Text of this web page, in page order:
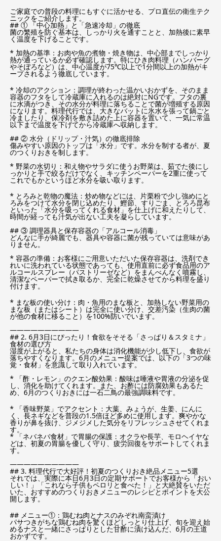
ご家庭での普段の料理にもすぐに活かせる、プロ直伝の衛生テク
ニックをご紹介します。
## ① 「中心加熱」と「急速冷却」の徹底
菌の繁殖を防ぐ基本は、しっかり火を通すことと、加熱後に素早
く温度を下げることです。
* 加熱の基準：お肉や魚の煮物・焼き物は、中心部までしっかり
熱が通っているか必ず確認します。特にひき肉料理（ハンバーグ
やそぼろなど）は、中心温度が75℃以上で1分間以上の加熱がキ
ープされるよう徹底しています。
* 冷却のアクション：調理が終わった温かいおかずを、そのまま
容器のフタをして冷蔵庫に入れるのは絶対にNGです。フタの裏
に水滴がつき、その水分が料理に落ちることで菌が増殖する原因
になります。料理代行では、大きなバットに氷水を張って鍋ごと
冷ましたり、保冷剤を敷き詰めた上に容器を置いて、一気に常温
以下まで温度を下げてから冷蔵庫へ収納します。
## ② 水分（ドリップ・汁気）の徹底排除
傷みやすい原因のトップは「水分」です。水分を制する者が、夏
のつくりおきを制します。
* 野菜の水切り：和え物やサラダに使うお野菜は、茹でた後にし
っかりと手で絞るだけでなく、キッチンペーパーを2重に使って
これでもかというほど水分を吸い取ります。
* とろみと乾物の魔法：炒め物などには、片栗粉で少し強めにと
ろみをつけて水分を閉じ込めたり、鰹節、すりごま、とろろ昆布
といった「水分を吸ってくれる食材」を仕上げに和えたりして、
時間が経っても汁気が出ない工夫を凝らしています。
## ③ 調理器具と保存容器の「アルコール消毒」
どんなに手が綺麗でも、器具や容器に菌が残っていては意味があ
りません。
* 容器の準備：お客様にご用意いただいた保存容器は、洗剤でき
れいに洗われている状態であっても、使用直前に必ず食品用のア
ルコールスプレー（パストリーゼなど）をまんべんなく噴霧し、
清潔なペーパーで拭き取るか、完全に乾燥させてから料理を盛り
付けます。
* まな板の使い分け：肉・魚用のまな板と、加熱しない野菜用の
まな板（またはシート）は完全に使い分け、交差汚染（生肉の菌
が他の食材に移ること）を100%防いでいます。
——————————
## 2. 6月3日にぴったり！食欲をそそる「さっぱり＆スタミナ」
食材の選び方
湿度が上がると、私たちの身体は消化機能が少し低下し、食欲が
落ちやすくなります。6月のメニュー提案では、以下の「3つの味
覚・食材」を意識して取り入れています。
* 「酢・レモン」のクエン酸効果：酸味は唾液や胃液の分泌を促
し、消化を助けてくれます。また、お酢には防腐効果もあるた
め、6月のつくりおきには一石二鳥の最強調味料です。
* 「香味野菜」でアクセント：大葉、みょうが、生姜、にんに
く、長ネギなどを普段の1.5倍ほど多めに使用します。爽やかな
香りが鼻を抜け、ジメジメした気分をリフレッシュさせてくれま
す。
* 「ネバネバ食材」で胃腸の保護：オクラや長芋、モロヘイヤな
どは、初夏の胃腸を優しく守り、疲労回復をサポートしてくれま
す。
——————————
## 3. 料理代行で大好評！初夏のつくりおき絶品メニュー5選
それでは、実際に本日6月3日の定期サポートでお客様から「おい
しい！」「これなら子供もペロリと食べた！」と大絶賛をいただ
いた、おすすめのつくりおきメニューのレシピとポイントを大公
開します。
## メニュー①：鶏むね肉とナスのみぞれ南蛮漬け
パサつきがちな鶏むね肉を驚くほどしっとり仕上げ、旬を迎え始
めるナスと一緒にさっぱりとした甘酢に漬け込んだ、6月の王道
おかずです。